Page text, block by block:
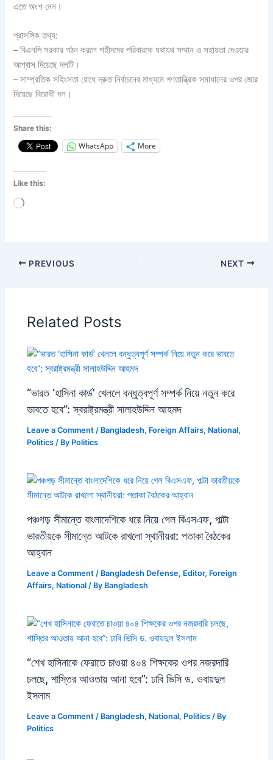
এতে অংশ নেন।
প্রাসঙ্গিক তথ্য:
– বিএনপি সরকার গঠন করলে শহীদদের পরিবারকে যথাযথ সম্মান ও সহায়তা দেওয়ার
আশ্বাস দিয়েছে দলটি।
– সাম্প্রতিক সহিংসতা রোধে দ্রুত নির্বাচনের মাধ্যমে গণতান্ত্রিক সমাধানের ওপর জোর
দিয়েছে বিরোধী দল।
Share this:
WhatsApp More
Like this:
Loading…
PREVIOUS NEXT
Related Posts
“ভারত ‘হাসিনা কার্ড’ খেললে বন্ধুত্বপূর্ণ সম্পর্ক নিয়ে নতুন করে
ভাবতে হবে”: স্বরাষ্ট্রমন্ত্রী সালাহউদ্দিন আহমদ
Leave a Comment / Bangladesh, Foreign Affairs, National,
Politics / By Politics
পঞ্চগড় সীমান্তে বাংলাদেশিকে ধরে নিয়ে গেল বিএসএফ, পাল্টা
ভারতীয়কে সীমান্তে আটকে রাখলো স্থানীয়রা: পতাকা বৈঠকের
আহ্বান
Leave a Comment / Bangladesh Defense, Editor, Foreign
Affairs, National / By Bangladesh
“শেখ হাসিনাকে ফেরাতে চাওয়া ৪০৪ শিক্ষকের ওপর নজরদারি
চলছে, শাস্তির আওতায় আনা হবে”: ঢাবি ভিসি ড. ওবায়দুল
ইসলাম
Leave a Comment / Bangladesh, National, Politics / By
Politics